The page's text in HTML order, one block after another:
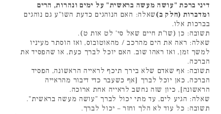
דיני ברכת "עושה מעשה בראשית" על ימים ונהרות, הרים
ומדברות (חלק ב)שאלה: האם הנוהגים כדעת השו"ע גם נוהגים
בברכות אלו.
תשובה: כן (שו"ת חיים שאל סי' לט אות ט).
שאלה: ראה את הים מהרכב / מהאוטובוס, ואז הוסתר מעיניו
למשך זמן, ואז ראהו שוב. האם יוכל לברך כעת, או שהפסיד את
הברכה.
תשובה: אף שאדם שלא בירך תיכף לראייה הראשונה, הפסיד
הברכה, כאן יוכל לברך [אף כשעבר כדי דיבור מהראייה
הראשונה], כיון שזה נחשב לראייה אחת ארוכה.
שאלה: הגיע לים, עד מתי יכול לברך "עושה מעשה בראשית".
תשובה: כל עוד לא הלך וחזר – יכול לברך.